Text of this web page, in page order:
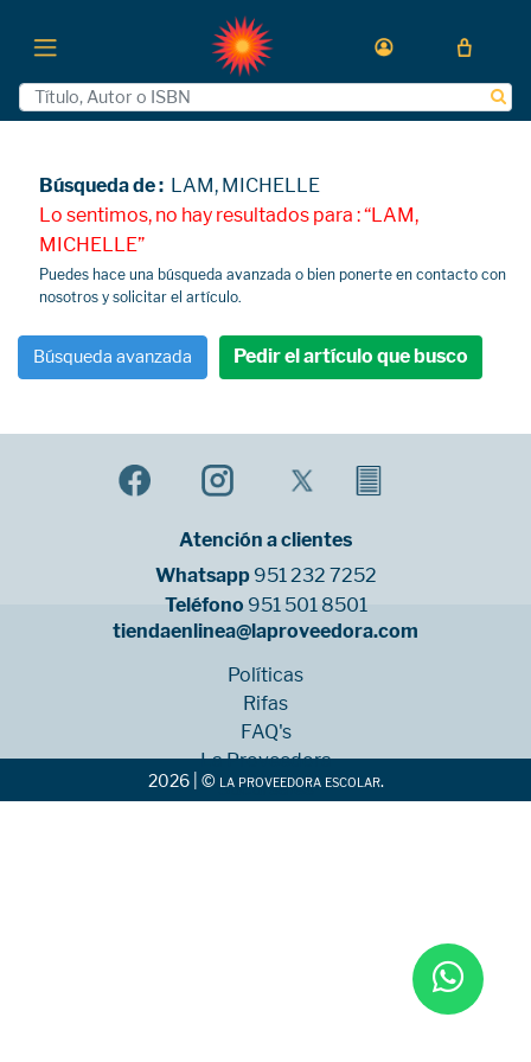
Búsqueda de : LAM, MICHELLE
Lo sentimos, no hay resultados para : “LAM,
MICHELLE”
Puedes hace una búsqueda avanzada o bien ponerte en contacto con
nosotros y solicitar el artículo.
Búsqueda avanzada Pedir el artículo que busco
Atención a clientes
Whatsapp 951 232 7252
Teléfono 951 501 8501
tiendaenlinea@laproveedora.com
Políticas
Rifas
FAQ's
La Proveedora
Sucursales
2026 | © la proveedora escolar.